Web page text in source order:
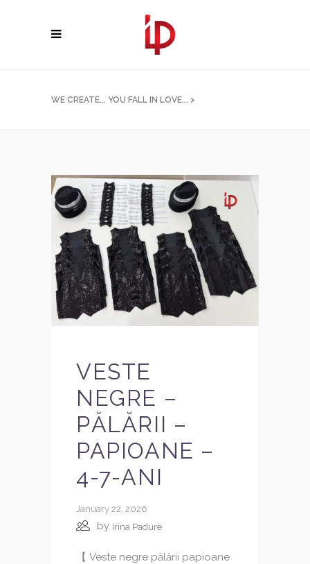
WE CREATE... YOU FALL IN LOVE... >
VESTE
NEGRE –
PĂLĂRII –
PAPIOANE –
4-7-ANI
January 22, 2026
by Irina Padure
【 Veste negre pălării papioane